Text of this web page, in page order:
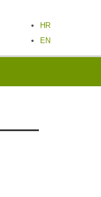
HR
EN